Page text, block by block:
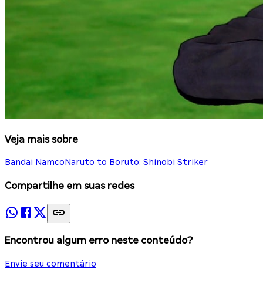
Veja mais sobre
Bandai NamcoNaruto to Boruto: Shinobi Striker
Compartilhe em suas redes
Encontrou algum erro neste conteúdo?
Envie seu comentário